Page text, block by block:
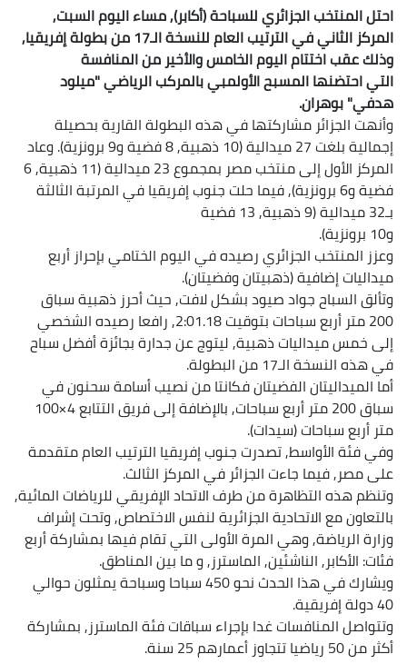
احتل المنتخب الجزائري للسباحة (أكابر), مساء اليوم السبت,
المركز الثاني في الترتيب العام للنسخة الـ17 من بطولة إفريقيا,
وذلك عقب اختتام اليوم الخامس والأخير من المنافسة
التي احتضنها المسبح الأولمبي بالمركب الرياضي "ميلود
هدفي" بوهران.
وأنهت الجزائر مشاركتها في هذه البطولة القارية بحصيلة
إجمالية بلغت 27 ميدالية (10 ذهبية, 8 فضية و9 برونزية). وعاد
المركز الأول إلى منتخب مصر بمجموع 23 ميدالية (11 ذهبية, 6
فضية و6 برونزية), فيما حلت جنوب إفريقيا في المرتبة الثالثة
وعزز المنتخب الجزائري رصيده في اليوم الختامي بإحراز أربع
ميداليات إضافية (ذهبيتان وفضيتان).
وتألق السباح جواد صيود بشكل لافت, حيث أحرز ذهبية سباق
200 متر أربع سباحات بتوقيت 2:01.18, رافعا رصيده الشخصي
إلى خمس ميداليات ذهبية, ليتوج عن جدارة بجائزة أفضل سباح
في هذه النسخة الـ17 من البطولة.
أما الميداليتان الفضيتان فكانتا من نصيب أسامة سحنون في
سباق 200 متر أربع سباحات, بالإضافة إلى فريق التتابع 4×100
متر أربع سباحات (سيدات).
وفي فئة الأواسط, تصدرت جنوب إفريقيا الترتيب العام متقدمة
على مصر, فيما جاءت الجزائر في المركز الثالث.
وتنظم هذه التظاهرة من طرف الاتحاد الإفريقي للرياضات المائية,
بالتعاون مع الاتحادية الجزائرية لنفس الاختصاص, وتحت إشراف
وزارة الرياضة, وهي المرة الأولى التي تقام فيها بمشاركة أربع
فئات: الأكابر, الناشئين, الماسترز, و ما بين المناطق.
ويشارك في هذا الحدث نحو 450 سباحا وسباحة يمثلون حوالي
40 دولة إفريقية.
وتتواصل المنافسات غدا بإجراء سباقات فئة الماسترز, بمشاركة
أكثر من 50 رياضيا تتجاوز أعمارهم 25 سنة.